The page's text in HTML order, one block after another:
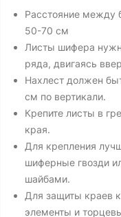
Расстояние между
50-70 см
Листы шифера
ряда, двигаясь
Нахлест должен
см по вертикали.
Крепите листы в
края.
Для крепления
шиферные гвозди
шайбами.
Для защиты краев
элементы и